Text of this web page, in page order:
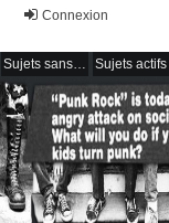
Connexion
Sujets sans réponse Sujets actifs